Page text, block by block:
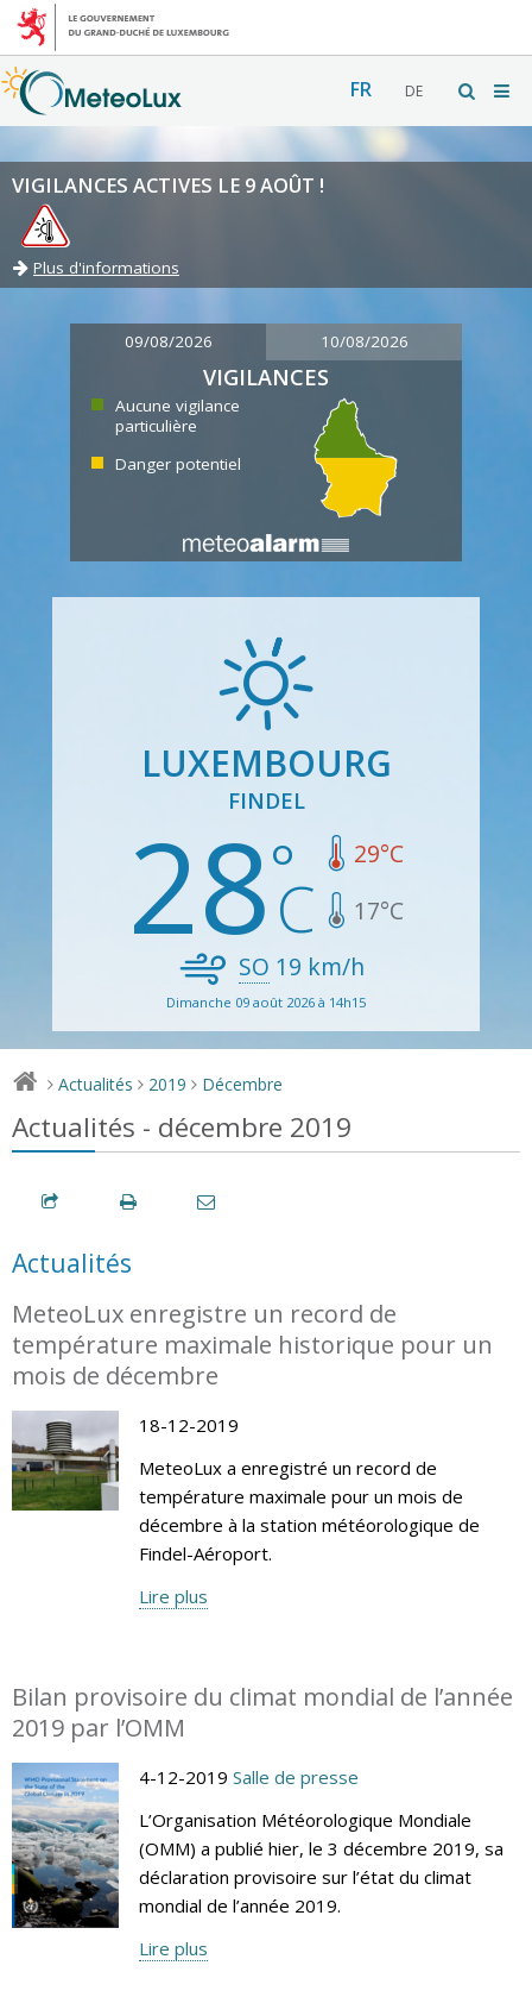
FR DE
VIGILANCES ACTIVES LE 9 AOÛT !
Plus d'informations
09/08/2026 10/08/2026
VIGILANCES
Aucune vigilance
particulière
Danger potentiel
LUXEMBOURG
FINDEL
28 29°C
17°C
SO 19 km/h
Dimanche 09 août 2026 à 14h15
> Actualités > 2019 > Décembre
Actualités - décembre 2019
Actualités
MeteoLux enregistre un record de
température maximale historique pour un
mois de décembre
18-12-2019
MeteoLux a enregistré un record de
température maximale pour un mois de
décembre à la station météorologique de
Findel-Aéroport.
Lire plus
Bilan provisoire du climat mondial de l’année
2019 par l’OMM
4-12-2019 Salle de presse
L’Organisation Météorologique Mondiale
(OMM) a publié hier, le 3 décembre 2019, sa
déclaration provisoire sur l’état du climat
mondial de l’année 2019.
Lire plus